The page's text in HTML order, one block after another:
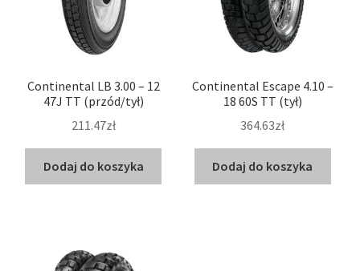
Continental LB 3.00 – 12
47J TT (przód/tył)
211.47zł
Dodaj do koszyka
Continental Escape 4.10 –
18 60S TT (tył)
364.63zł
Dodaj do koszyka